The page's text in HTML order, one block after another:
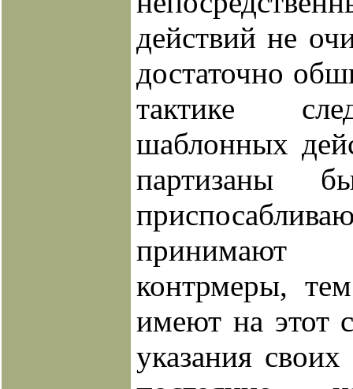
действий не
достаточно
тактике
шаблонных
партизаны
принимают
контрмеры,
имеют на этот
указания